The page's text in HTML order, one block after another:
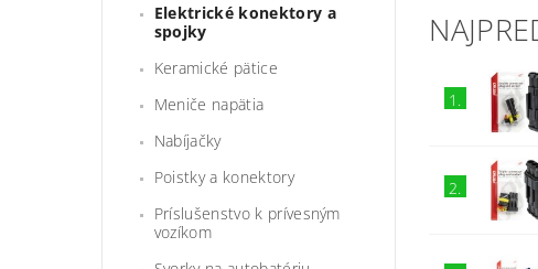
Elektrické konektory a
spojky
Keramické pätice
Meniče napätia
Nabíjačky
Poistky a konektory
Príslušenstvo k prívesným
vozíkom
1.
2.